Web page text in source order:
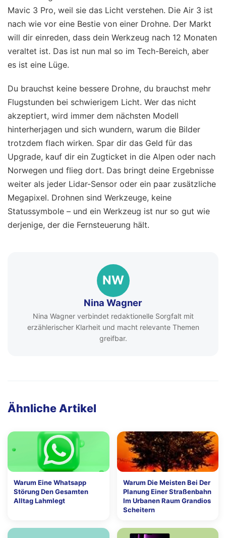
Mavic 3 Pro, weil sie das Licht verstehen. Die Air 3 ist
nach wie vor eine Bestie von einer Drohne. Der Markt
will dir einreden, dass dein Werkzeug nach 12 Monaten
veraltet ist. Das ist nun mal so im Tech-Bereich, aber
es ist eine Lüge.
Du brauchst keine bessere Drohne, du brauchst mehr
Flugstunden bei schwierigem Licht. Wer das nicht
akzeptiert, wird immer dem nächsten Modell
hinterherjagen und sich wundern, warum die Bilder
trotzdem flach wirken. Spar dir das Geld für das
Upgrade, kauf dir ein Zugticket in die Alpen oder nach
Norwegen und flieg dort. Das bringt deine Ergebnisse
weiter als jeder Lidar-Sensor oder ein paar zusätzliche
Megapixel. Drohnen sind Werkzeuge, keine
Statussymbole – und ein Werkzeug ist nur so gut wie
derjenige, der die Fernsteuerung hält.
NW
Nina Wagner
Nina Wagner verbindet redaktionelle Sorgfalt mit
erzählerischer Klarheit und macht relevante Themen
greifbar.
Ähnliche Artikel
Warum Eine Whatsapp
Störung Den Gesamten
Alltag Lahmlegt
Warum Die Meisten Bei Der
Planung Einer Straßenbahn
Im Urbanen Raum Grandios
Scheitern